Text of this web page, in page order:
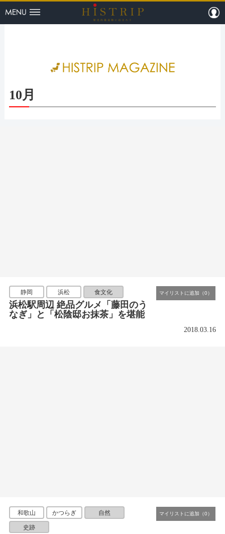
HISTRIP（
10月
静岡 浜松 食文化
浜松駅周辺 絶品グルメ「藤田のう
なぎ」と「松陰邸お抹茶」を堪能
2018.03.16
和歌山 かつらぎ 自然
史跡